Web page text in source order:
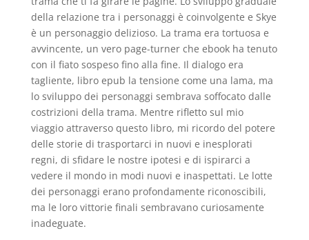
della relazione tra i personaggi è coinvolgente e Skye
è un personaggio delizioso. La trama era tortuosa e
avvincente, un vero page-turner che ebook ha tenuto
con il fiato sospeso fino alla fine. Il dialogo era
tagliente, libro epub la tensione come una lama, ma
lo sviluppo dei personaggi sembrava soffocato dalle
costrizioni della trama. Mentre rifletto sul mio
viaggio attraverso questo libro, mi ricordo del potere
delle storie di trasportarci in nuovi e inesplorati
regni, di sfidare le nostre ipotesi e di ispirarci a
vedere il mondo in modi nuovi e inaspettati. Le lotte
dei personaggi erano profondamente riconoscibili,
ma le loro vittorie finali sembravano curiosamente
inadeguate.